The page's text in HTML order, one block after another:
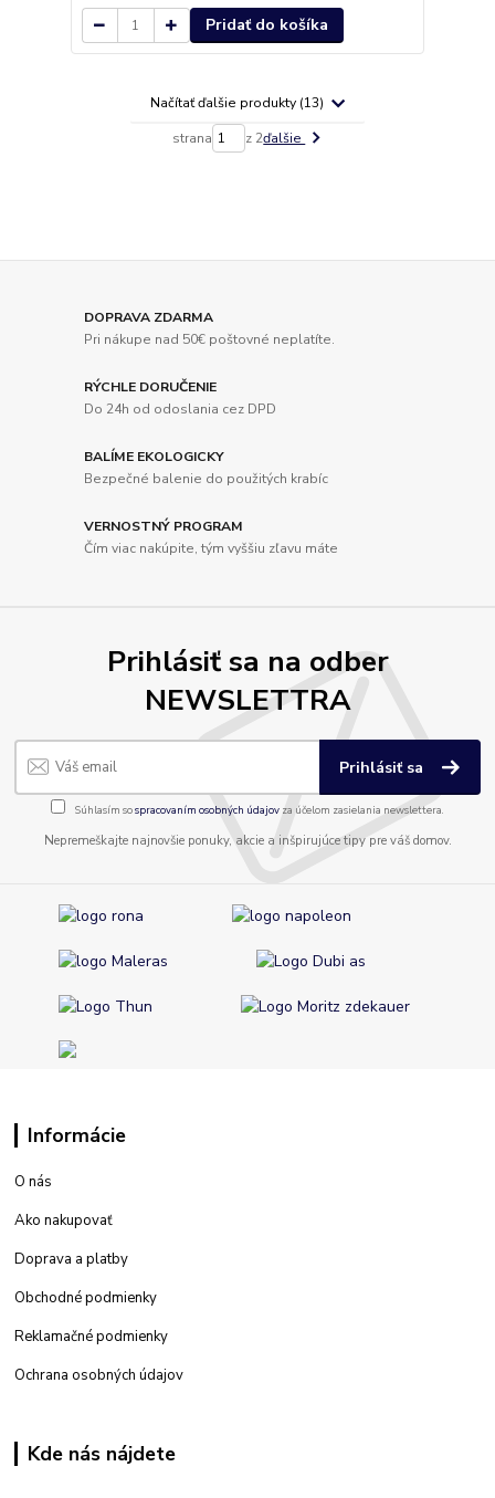
Pridať do košíka
Načítať ďalšie produkty (13)
strana z 2ďalšie
DOPRAVA ZDARMA
Pri nákupe nad 50€ poštovné neplatíte.
RÝCHLE DORUČENIE
Do 24h od odoslania cez DPD
BALÍME EKOLOGICKY
Bezpečné balenie do použitých krabíc
VERNOSTNÝ PROGRAM
Čím viac nakúpite, tým vyššiu zľavu máte
Prihlásiť sa na odber
NEWSLETTRA
Prihlásiť sa
Súhlasím sospracovaním osobných údajov za účelom zasielania newslettera.
Nepremeškajte najnovšie ponuky, akcie a inšpirujúce tipy pre váš domov.
Informácie
O nás
Ako nakupovať
Doprava a platby
Obchodné podmienky
Reklamačné podmienky
Ochrana osobných údajov
Kde nás nájdete